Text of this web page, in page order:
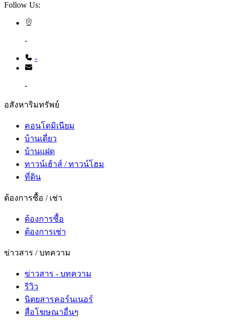
Follow Us:
-
-
-
อสังหาริมทรัพย์
คอนโดมิเนียม
บ้านเดี่ยว
บ้านแฝด
ทาวน์เฮ้าส์ / ทาวน์โฮม
ที่ดิน
ต้องการซื้อ / เช่า
ต้องการซื้อ
ต้องการเช่า
ข่าวสาร / บทความ
ข่าวสาร - บทความ
ริวิว
นิตยสารคอร์นเนอร์
สื่อโฆษณาอื่นๆ